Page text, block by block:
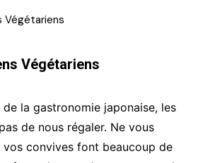
Végétariens
la gastronomie japonaise, les
de nous régaler. Ne vous
convives font beaucoup de